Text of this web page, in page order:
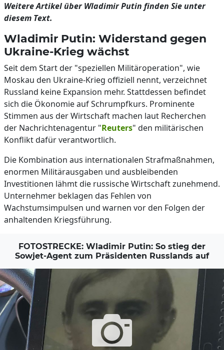
Weitere Artikel über Wladimir Putin finden Sie unter
diesem Text.
Wladimir Putin: Widerstand gegen
Ukraine-Krieg wächst
Seit dem Start der "speziellen Militäroperation", wie
Moskau den Ukraine-Krieg offiziell nennt, verzeichnet
Russland keine Expansion mehr. Stattdessen befindet
sich die Ökonomie auf Schrumpfkurs. Prominente
Stimmen aus der Wirtschaft machen laut Recherchen
der Nachrichtenagentur "Reuters" den militärischen
Konflikt dafür verantwortlich.
Die Kombination aus internationalen Strafmaßnahmen,
enormen Militärausgaben und ausbleibenden
Investitionen lähmt die russische Wirtschaft zunehmend.
Unternehmer beklagen das Fehlen von
Wachstumsimpulsen und warnen vor den Folgen der
anhaltenden Kriegsführung.
FOTOSTRECKE: Wladimir Putin: So stieg der
Sowjet-Agent zum Präsidenten Russlands auf